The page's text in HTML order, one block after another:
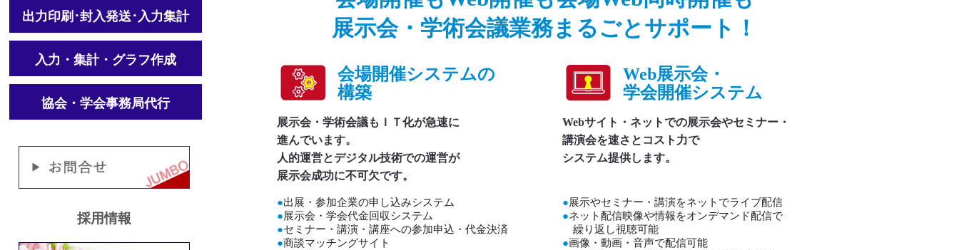
展示会・学術会議業務まるごとサポート！
会場開催システムの
構築
展示会・学術会議もＩＴ化が急速に
進んでいます。
人的運営とデジタル技術での運営が
展示会成功に不可欠です。
●出展・参加企業の申し込みシステム
●展示会・学会代金回収システム
●セミナー・講演・講座への参加申込・代金決済
●商談マッチングサイト
Web展示会・
学会開催システム
Webサイト・ネットでの展示会やセミナー・
講演会を速さとコスト力で
システム提供します。
●展示やセミナー・講演をネットでライブ配信
●ネット配信映像や情報をオンデマンド配信で
繰り返し視聴可能
●画像・動画・音声で配信可能
出力印刷･封入発送･入力集計
入力・集計・グラフ作成
協会・学会事務局代行
採用情報